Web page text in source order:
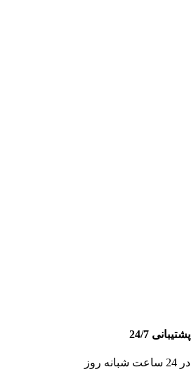
پشتیبانی 24/7
در 24 ساعت شبانه روز